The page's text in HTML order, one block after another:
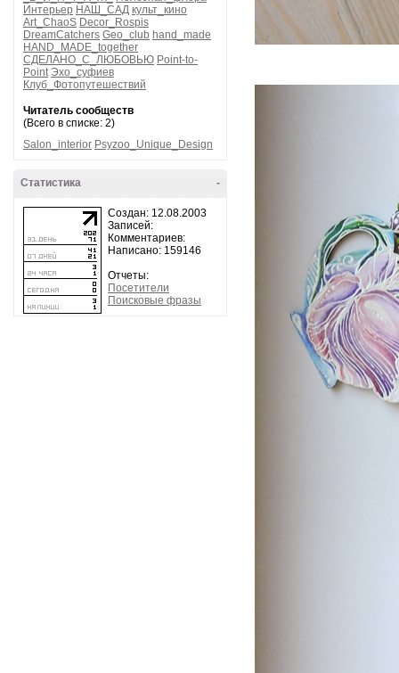
Интерьер НАШ_САД культ_кино
Art_ChaoS Decor_Rospis
DreamCatchers Geo_club hand_made
HAND_MADE_together
СДЕЛАНО_С_ЛЮБОВЬЮ Point-to-
Point Эхо_суфиев
Клуб_Фотопутешествий
Читатель сообществ
(Всего в списке: 2)
Salon_interior Psyzoo_Unique_Design
-
Статистика
Создан: 12.08.2003
Записей:
Комментариев:
Написано: 159146
Отчеты:
Посетители
Поисковые фразы